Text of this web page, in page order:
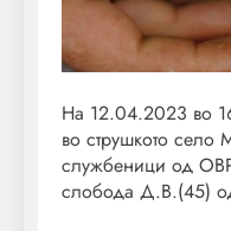
На 12.04.2023 во
во струшкото
службеници од
слобода Д.В.(45)